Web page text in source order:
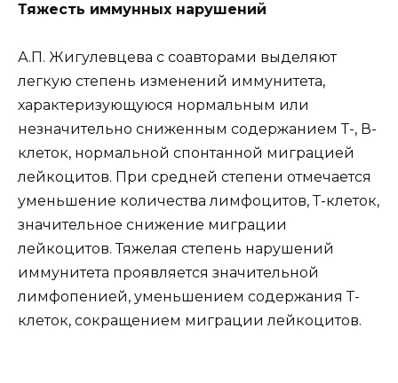
Тяжесть иммунных нарушений
А.П. Жигулевцева с соавторами выделяют
легкую степень изменений иммунитета,
характеризующуюся нормальным или
незначительно сниженным содержанием Т-, В-
клеток, нормальной спонтанной миграцией
лейкоцитов. При средней степени отмечается
уменьшение количества лимфоцитов, Т-клеток,
значительное снижение миграции
лейкоцитов. Тяжелая степень нарушений
иммунитета проявляется значительной
лимфопенией, уменьшением содержания Т-
клеток, сокращением миграции лейкоцитов.